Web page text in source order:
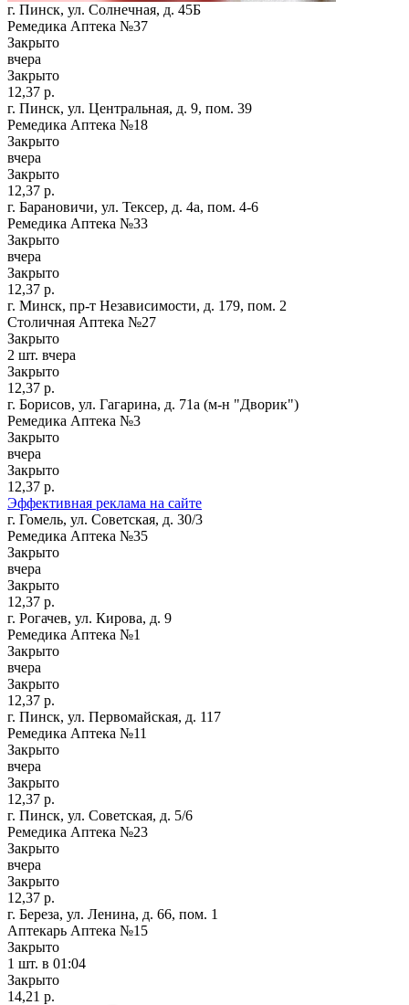
г. Пинск, ул. Солнечная, д. 45Б
Ремедика Аптека №37
Закрыто
вчера
Закрыто
12,37 р.
г. Пинск, ул. Центральная, д. 9, пом. 39
Ремедика Аптека №18
Закрыто
вчера
Закрыто
12,37 р.
г. Барановичи, ул. Тексер, д. 4а, пом. 4-6
Ремедика Аптека №33
Закрыто
вчера
Закрыто
12,37 р.
г. Минск, пр-т Независимости, д. 179, пом. 2
Столичная Аптека №27
Закрыто
2 шт. вчера
Закрыто
12,37 р.
г. Борисов, ул. Гагарина, д. 71а (м-н "Дворик")
Ремедика Аптека №3
Закрыто
вчера
Закрыто
12,37 р.
Эффективная реклама на сайте
г. Гомель, ул. Советская, д. 30/3
Ремедика Аптека №35
Закрыто
вчера
Закрыто
12,37 р.
г. Рогачев, ул. Кирова, д. 9
Ремедика Аптека №1
Закрыто
вчера
Закрыто
12,37 р.
г. Пинск, ул. Первомайская, д. 117
Ремедика Аптека №11
Закрыто
вчера
Закрыто
12,37 р.
г. Пинск, ул. Советская, д. 5/6
Ремедика Аптека №23
Закрыто
вчера
Закрыто
12,37 р.
г. Береза, ул. Ленина, д. 66, пом. 1
Аптекарь Аптека №15
Закрыто
1 шт. в 01:04
Закрыто
14,21 р.